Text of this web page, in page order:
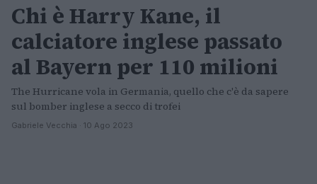
Chi è Harry Kane, il
calciatore inglese passato
al Bayern per 110 milioni
The Hurricane vola in Germania, quello che c'è da sapere
sul bomber inglese a secco di trofei
Gabriele Vecchia · 10 Ago 2023